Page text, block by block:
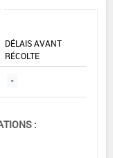
DÉLAIS AVANT
RÉCOLTE
-
: